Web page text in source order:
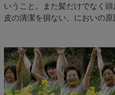
いうこと。また髪だけでなく
皮の清潔を損ない、においの原